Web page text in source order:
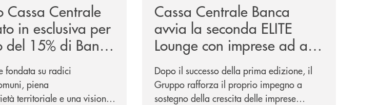
Cassa Centrale
in esclusiva per
del 15% di Banca
1884
fondata su radici
piena
territoriale e una visione
Cassa Centrale Banca
avvia la seconda ELITE
Lounge con imprese ad alto
potenziale
Dopo il successo della prima edizione, il
Gruppo rafforza il proprio impegno a
sostegno della crescita delle imprese